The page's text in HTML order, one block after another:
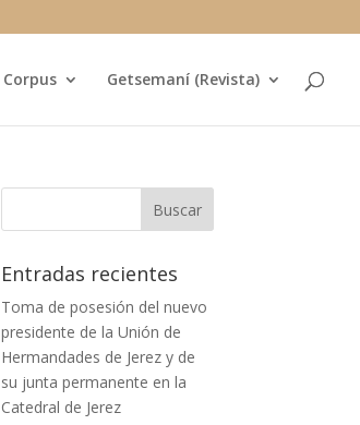
Corpus Getsemaní (Revista)
Entradas recientes
Toma de posesión del nuevo
presidente de la Unión de
Hermandades de Jerez y de
su junta permanente en la
Catedral de Jerez